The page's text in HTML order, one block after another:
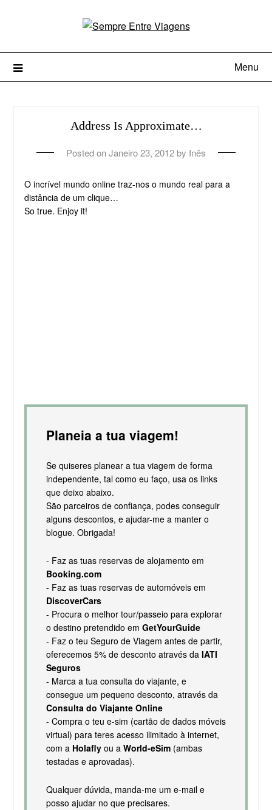
Menu
Address Is Approximate…
Posted onJaneiro 23, 2012 by Inês
O incrível mundo online traz-nos o mundo real para a
distância de um clique…
So true. Enjoy it!
Planeia a tua viagem!
Se quiseres planear a tua viagem de forma
independente, tal como eu faço, usa os links
que deixo abaixo.
São parceiros de confiança, podes conseguir
alguns descontos, e ajudar-me a manter o
blogue. Obrigada!
- Faz as tuas reservas de alojamento em
Booking.com
- Faz as tuas reservas de automóveis em
DiscoverCars
- Procura o melhor tour/passeio para explorar
o destino pretendido em GetYourGuide
- Faz o teu Seguro de Viagem antes de partir,
oferecemos 5% de desconto através da IATI
Seguros
- Marca a tua consulta do viajante, e
consegue um pequeno desconto, através da
Consulta do Viajante Online
- Compra o teu e-sim (cartão de dados móveis
virtual) para teres acesso ilimitado à internet,
com a Holaflyou a World-eSim(ambas
testadas e aprovadas).
Qualquer dúvida, manda-me um e-mail e
posso ajudar no que precisares.